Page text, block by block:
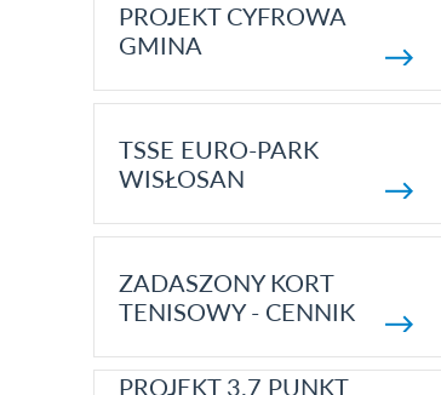
PROJEKT CYFROWA
GMINA
TSSE EURO-PARK
WISŁOSAN
ZADASZONY KORT
TENISOWY - CENNIK
PROJEKT 3.7 PUNKT